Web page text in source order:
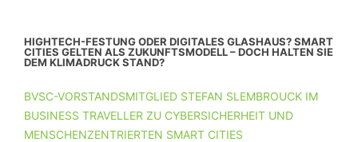
HIGHTECH-FESTUNG ODER DIGITALES GLASHAUS? SMART
CITIES GELTEN ALS ZUKUNFTSMODELL – DOCH HALTEN SIE
DEM KLIMADRUCK STAND?
BVSC-VORSTANDSMITGLIED STEFAN SLEMBROUCK IM
BUSINESS TRAVELLER ZU CYBERSICHERHEIT UND
MENSCHENZENTRIERTEN SMART CITIES